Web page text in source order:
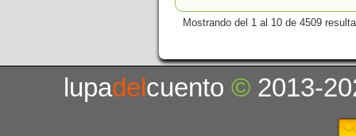
Mostrando del 1 al 10 de 4509
lupadelcuento© 2013-